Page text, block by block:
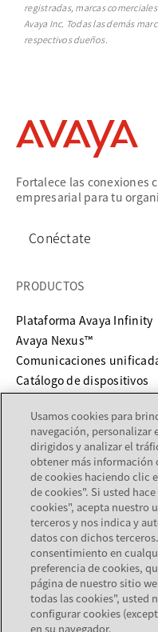
registradas, marcas
Avaya Inc. Todas las demás
respectivos dueños.
Fortalece las conexiones
empresarial para tu
Conéctate
PRODUCTOS
Plataforma Avaya Infinity
Avaya Nexus™
Comunicaciones
Catálogo de dispositivos
SERVICIOS Y SOPORTE
Soportese abre en una
Documentaciónse abre
Servicios
Localizador de socios
EMPRESA
Acerca de Avaya
Carreras
Usamos cookies para
navegación,
dirigidos y analizar el
obtener más información
de cookies haciendo clic
de cookies". Si usted
cookies", acepta nuestro
terceros y nos indica y
datos con dichos
consentimiento en
preferencia de cookies,
página de nuestro sitio
todas las cookies", usted
configurar cookies
en su navegador.